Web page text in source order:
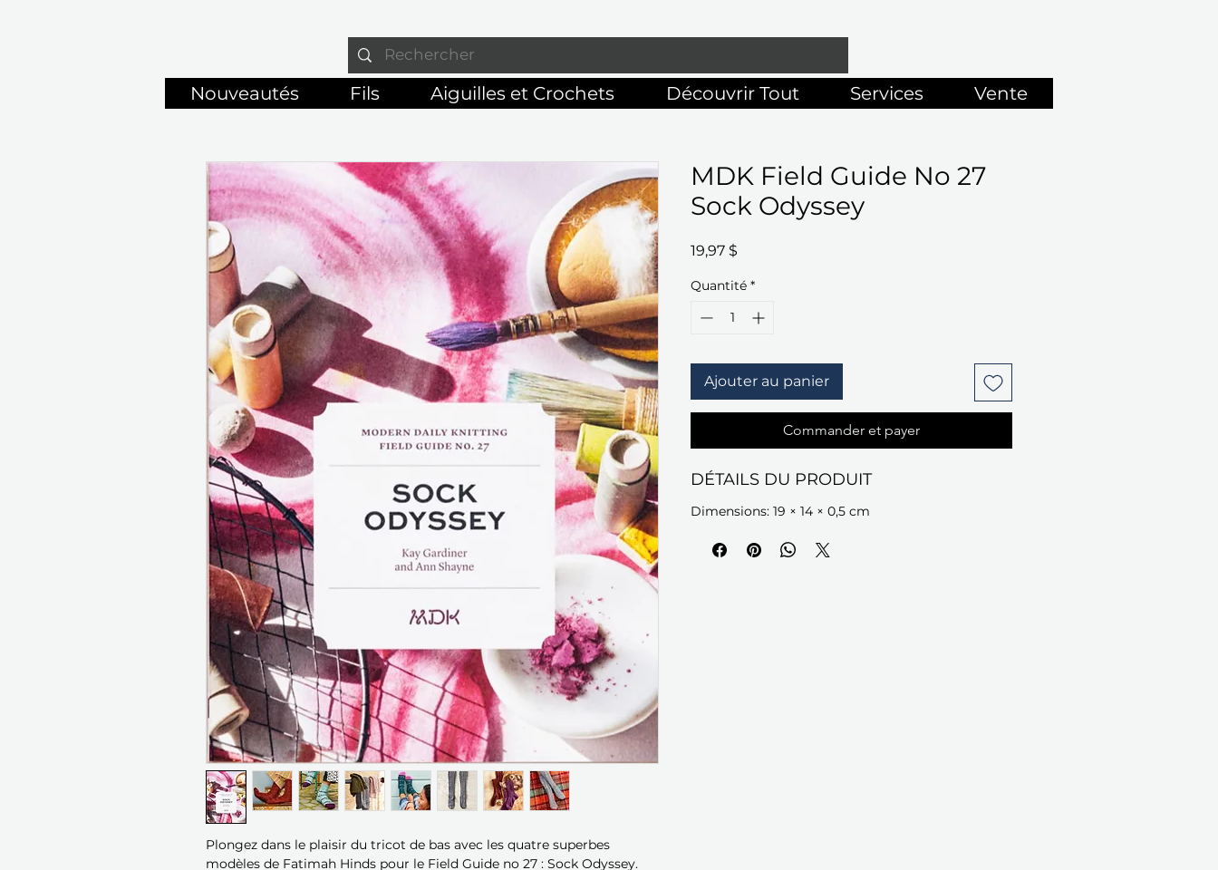
Nouveautés Fils Aiguilles et Crochets Découvrir Tout Services Vente
Plongez dans le plaisir du tricot de bas avec les quatre superbes
modèles de Fatimah Hinds pour le Field Guide no 27 : Sock Odyssey.
MDK Field Guide No 27
Sock Odyssey
19,97 $
Quantité *
Ajouter au panier
Commander et payer
DÉTAILS DU PRODUIT
Dimensions: 19 × 14 × 0,5 cm